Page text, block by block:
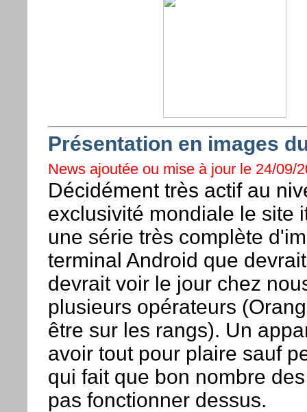
Présentation en images
News ajoutée ou mise à jour le 24/09/
Décidément très actif au
exclusivité mondiale le site
une série très complète
terminal Android que
devrait voir le jour chez
plusieurs opérateurs
être sur les rangs). Un
avoir tout pour plaire sauf
qui fait que bon nombre
pas fonctionner dessus.